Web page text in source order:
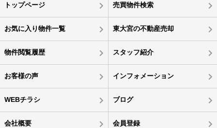
トップページ 売買物件検索
お気に入り物件一覧 東大宮の不動産売却
物件閲覧履歴 スタッフ紹介
お客様の声 インフォメーション
WEBチラシ ブログ
会社概要 会員登録